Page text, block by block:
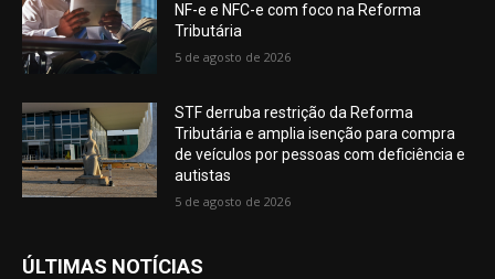
NF-e e NFC-e com foco na Reforma
Tributária
5 de agosto de 2026
STF derruba restrição da Reforma
Tributária e amplia isenção para compra
de veículos por pessoas com deficiência e
autistas
5 de agosto de 2026
ÚLTIMAS NOTÍCIAS